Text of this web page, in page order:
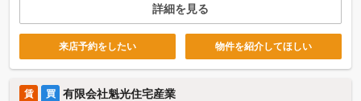
詳細を見る
来店予約をしたい 物件を紹介してほしい
賃 買 有限会社魁光住宅産業